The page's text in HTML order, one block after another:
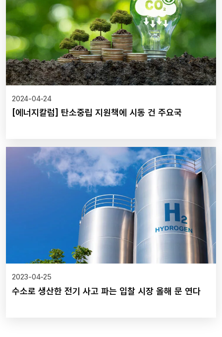
2024-04-24
[에너지칼럼] 탄소중립 지원책에 시동 건 주요국
2023-04-25
수소로 생산한 전기 사고 파는 입찰 시장 올해 문 연다